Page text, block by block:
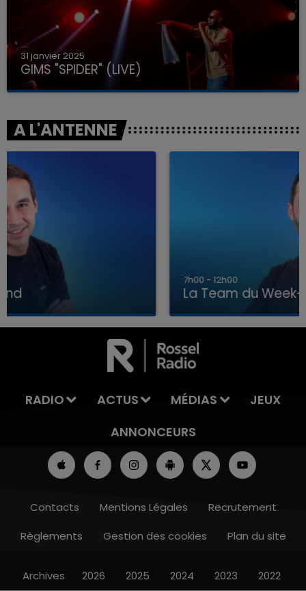
LA TEAM DU WEEK-END
31 janvier 2025
GIMS "SPIDER" (LIVE)
A L'ANTENNE
7h00 - 12h00
La Team du Week-end
RADIO ACTUS MÉDIAS
JEUX
ANNONCEURS
Contacts Mentions Légales
Recrutement
Règlements
Gestion des cookies Plan du site
Archives 2026 2025 2024 2023 2022